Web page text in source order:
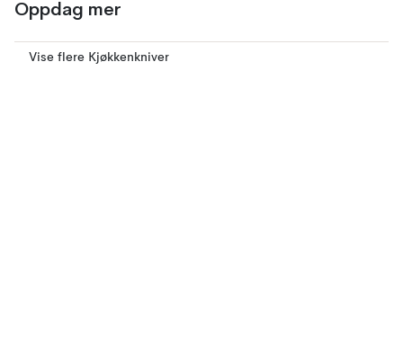
Oppdag mer
Vise flere Kjøkkenkniver